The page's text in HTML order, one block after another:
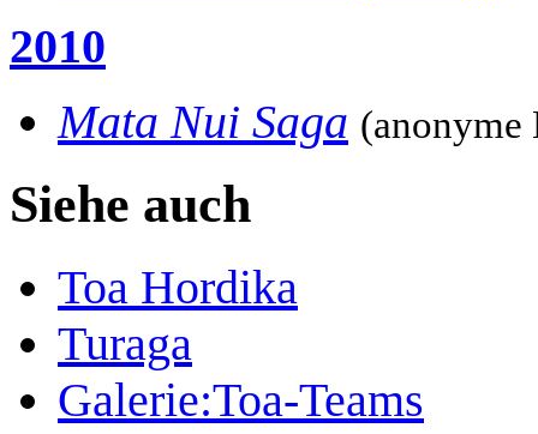
2010
Mata Nui Saga (anonyme
Siehe auch
Toa Hordika
Turaga
Galerie:Toa-Teams